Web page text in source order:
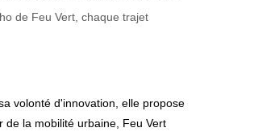
de Feu Vert, chaque trajet
volonté d'innovation, elle propose
la mobilité urbaine, Feu Vert